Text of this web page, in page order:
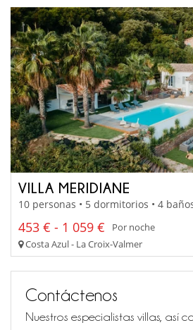
VILLA MERIDIANE
10 personas • 5 dormitorios • 4
453 € - 1 059 €
Por noche
Costa Azul - La Croix-Valmer
Contáctenos
Nuestros especialistas villas, así